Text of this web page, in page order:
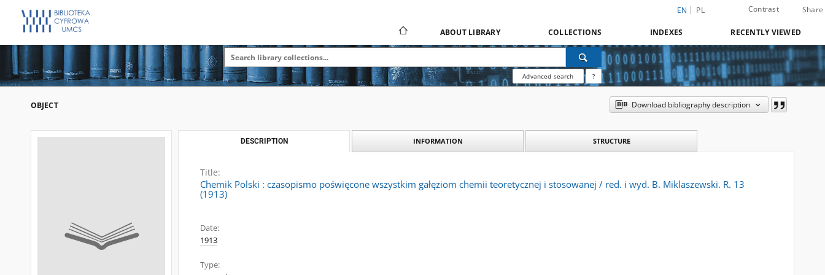
EN PL Contrast Share
ABOUT LIBRARY COLLECTIONS INDEXES RECENTLY VIEWED
Advanced search ?
OBJECT Download bibliography description
DESCRIPTION INFORMATION STRUCTURE
Title:
Chemik Polski : czasopismo poświęcone wszystkim gałęziom chemii teoretycznej i stosowanej / red. i wyd. B. Miklaszewski. R. 13
(1913)
Date:
1913
Type: